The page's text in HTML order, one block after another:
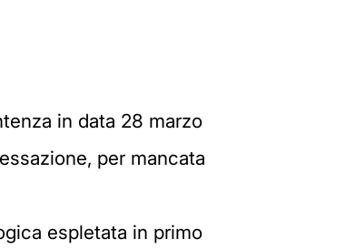
in data 28 marzo
per mancata
espletata in primo